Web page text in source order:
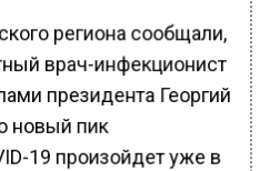
региона сообщали,
врач-инфекционист
президента Георгий
новый пик
19 произойдет уже в